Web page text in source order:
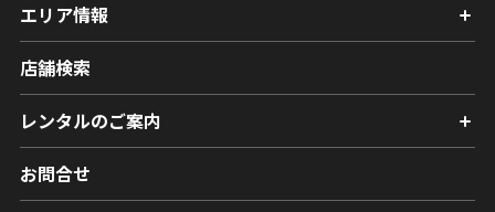
エリア情報
店舗検索
レンタルのご案内
お問合せ